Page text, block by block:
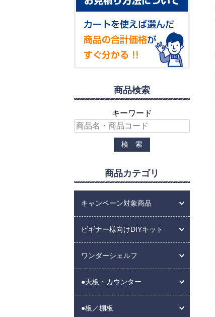
商品検索
キーワード
商品カテゴリ
キャンペーン対象商品
ビギナー様向けDIYキット
ワンダーシェルフ
●天板・カウンター
●板／棚板